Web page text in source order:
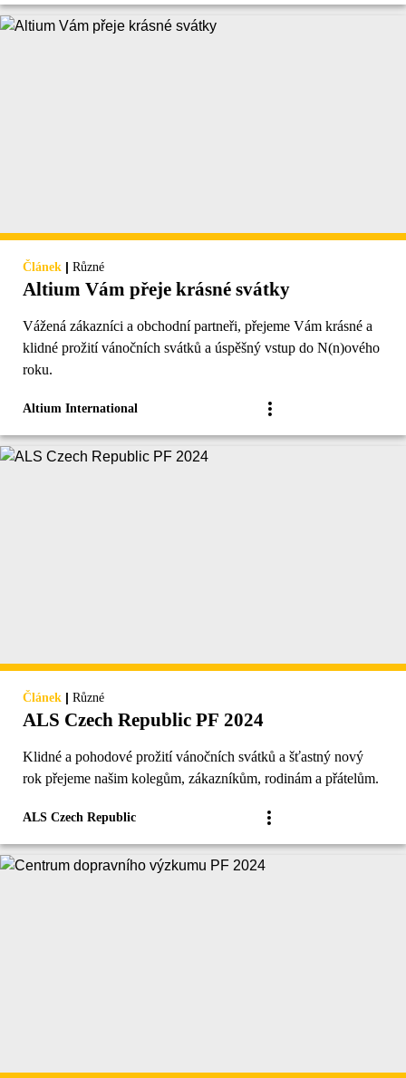
Článek | Různé
Altium Vám přeje krásné svátky
Vážená zákazníci a obchodní partneři, přejeme Vám krásné a
klidné prožití vánočních svátků a úspěšný vstup do N(n)ového
roku.
Altium International
Článek | Různé
ALS Czech Republic PF 2024
Klidné a pohodové prožití vánočních svátků a šťastný nový
rok přejeme našim kolegům, zákazníkům, rodinám a přátelům.
ALS Czech Republic